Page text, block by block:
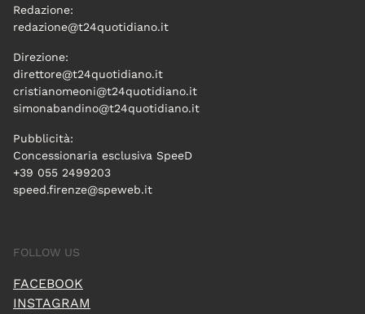
Redazione:
redazione@t24quotidiano.it
Direzione:
direttore@t24quotidiano.it
cristianomeoni@t24quotidiano.it
simonabandino@t24quotidiano.it
Pubblicità:
Concessionaria esclusiva SpeeD
+39 055 2499203
speed.firenze@speweb.it
FOLLOW US
FACEBOOK
INSTAGRAM